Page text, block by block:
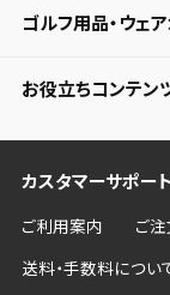
ゴルフ用品・ウェ
お役立ちコンテン
カスタマーサポート
ご利用案内 ご
送料・手数料につい